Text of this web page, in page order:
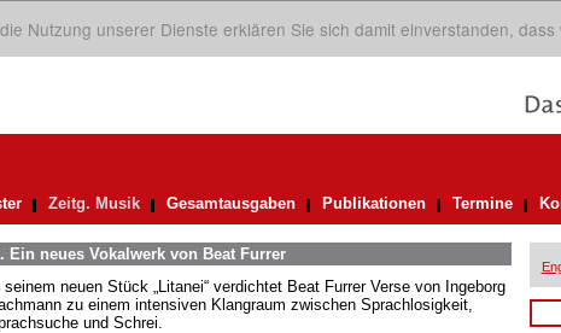
Nutzung unserer Dienste erklären Sie sich damit einverstanden, dass
Zeitg. Musik Gesamtausgaben Publikationen Termine
Ein neues Vokalwerk von Beat Furrer
seinem neuen Stück „Litanei“ verdichtet Beat Furrer Verse von Ingeborg
zu einem intensiven Klangraum zwischen Sprachlosigkeit,
und Schrei.